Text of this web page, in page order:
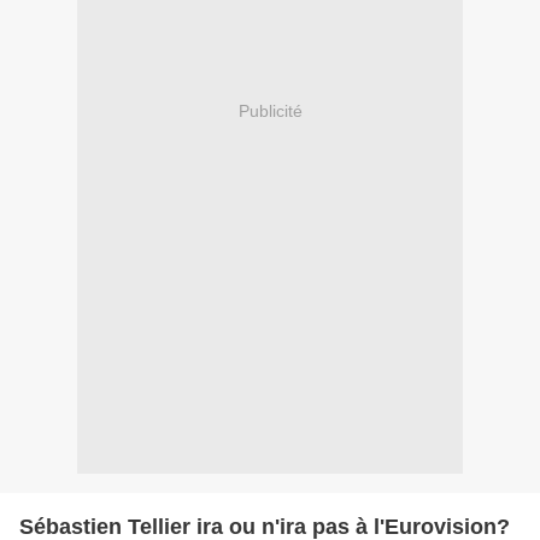
Publicité
Sébastien Tellier ira ou n'ira pas à l'Eurovision?